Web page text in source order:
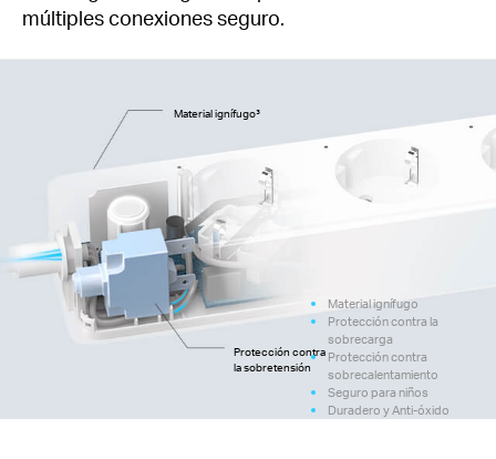
múltiples conexiones seguro.
Material ignífugo³
Protección contra
la sobretensión
Material ignífugo
Protección contra la
sobrecarga
Protección contra
sobrecalentamiento
Seguro para niños
Duradero y Anti-óxido